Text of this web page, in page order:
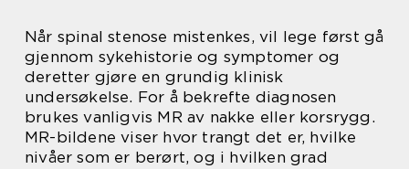
Når spinal stenose mistenkes, vil lege først gå
gjennom sykehistorie og symptomer og
deretter gjøre en grundig klinisk
undersøkelse. For å bekrefte diagnosen
brukes vanligvis MR av nakke eller korsrygg.
MR-bildene viser hvor trangt det er, hvilke
nivåer som er berørt, og i hvilken grad